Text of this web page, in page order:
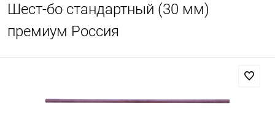
Шест-бо стандартный (30 мм)
премиум Россия